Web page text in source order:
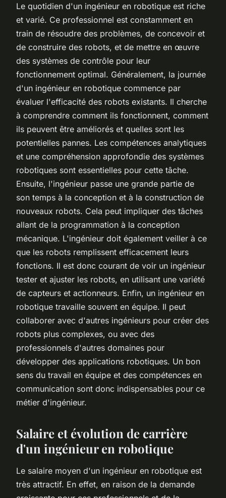
Le quotidien d'un ingénieur en robotique est riche
et varié. Ce professionnel est constamment en
train de résoudre des problèmes, de concevoir et
de construire des robots, et de mettre en œuvre
des systèmes de contrôle pour leur
fonctionnement optimal. Généralement, la journée
d'un ingénieur en robotique commence par
évaluer l'efficacité des robots existants. Il cherche
à comprendre comment ils fonctionnent, comment
ils peuvent être améliorés et quelles sont les
potentielles pannes. Les compétences analytiques
et une compréhension approfondie des systèmes
robotiques sont essentielles pour cette tâche.
Ensuite, l'ingénieur passe une grande partie de
son temps à la conception et à la construction de
nouveaux robots. Cela peut impliquer des tâches
allant de la programmation à la conception
mécanique. L'ingénieur doit également veiller à ce
que les robots remplissent efficacement leurs
fonctions. Il est donc courant de voir un ingénieur
tester et ajuster les robots, en utilisant une variété
de capteurs et actionneurs. Enfin, un ingénieur en
robotique travaille souvent en équipe. Il peut
collaborer avec d'autres ingénieurs pour créer des
robots plus complexes, ou avec des
professionnels d'autres domaines pour
développer des applications robotiques. Un bon
sens du travail en équipe et des compétences en
communication sont donc indispensables pour ce
métier d'ingénieur.
Salaire et évolution de carrière
d'un ingénieur en robotique
Le salaire moyen d'un ingénieur en robotique est
très attractif. En effet, en raison de la demande